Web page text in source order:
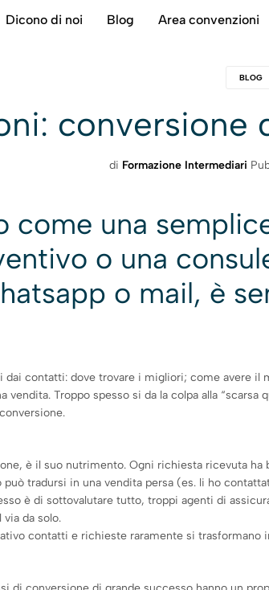
Dicono di noi Blog Area convenzioni
BLOG
conversione
di Formazione Intermediari
come una
o una
o mail, è
dai contatti: dove trovare i migliori; come avere
Troppo spesso si da la colpa alla
è il suo nutrimento. Ogni richiesta ricevuta
può tradursi in una vendita persa (es. li ho
è di sottovalutare tutto, troppi agenti di
da solo.
contatti e richieste raramente si